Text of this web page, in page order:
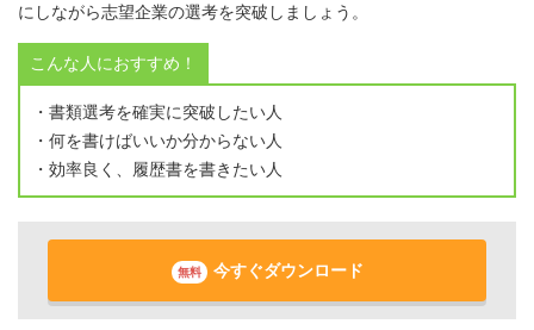
にしながら志望企業の選考を突破しましょう。
こんな人におすすめ！
・書類選考を確実に突破したい人
・何を書けばいいか分からない人
・効率良く、履歴書を書きたい人
無料 今すぐダウンロード